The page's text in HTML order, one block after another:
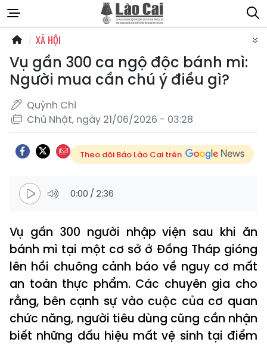
XÃ HỘI
Vụ gần 300 ca ngộ độc bánh mì:
Người mua cần chú ý điều gì?
Quỳnh Chi
Chủ Nhật, ngày 21/06/2026 - 03:28
Theo dõi Báo Lào Cai trên
0:00 / 2:36
Vụ gần 300 người nhập viện sau khi ăn
bánh mì tại một cơ sở ở Đồng Tháp gióng
lên hồi chuông cảnh báo về nguy cơ mất
an toàn thực phẩm. Các chuyên gia cho
rằng, bên cạnh sự vào cuộc của cơ quan
chức năng, người tiêu dùng cũng cần nhận
biết những dấu hiệu mất vệ sinh tại điểm